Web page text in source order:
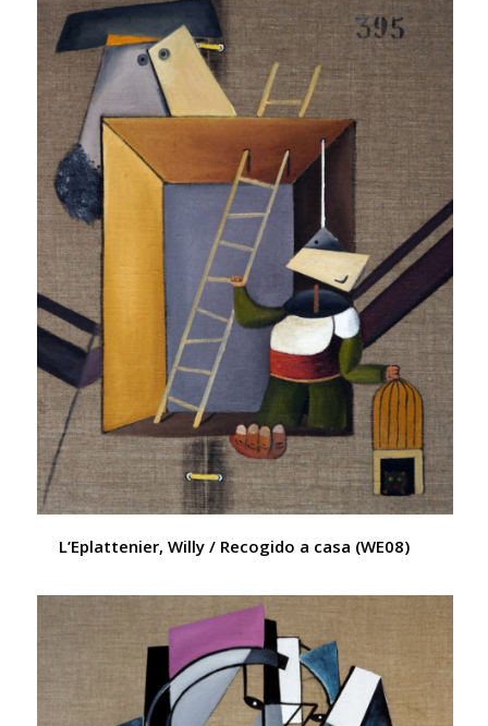
L’Eplattenier, Willy / Recogido a casa (WE08)